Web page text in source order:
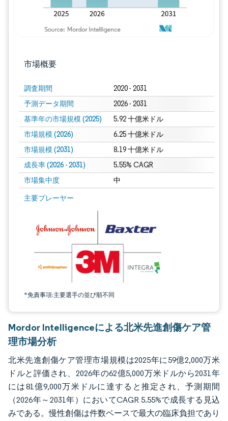
市場概要
調査期間 2020 - 2031
予測データ期間 2026 - 2031
基準年の市場規模 (2025) 5.92 十億米ドル
市場規模 (2026) 6.25 十億米ドル
市場規模 (2031) 8.19 十億米ドル
成長率 (2026 - 2031) 5.55% CAGR
市場集中度 中
主要プレーヤー
*免責事項:主要選手の並び順不同
画像 © Mordor Intelligence。再利用にはCC BY 4.0の表示が必要です。
Mordor Intelligenceによる北米先進創傷ケア管
理市場分析
北米先進創傷ケア管理市場規模は2025年に59億2,000万米
ドルと評価され、2026年の62億5,000万米ドルから2031年
には81億9,000万米ドルに達すると推定され、予測期間
（2026年～2031年）においてCAGR 5.55%で成長する見込
みである。慢性創傷は件数ベースで最大の臨床負担であり